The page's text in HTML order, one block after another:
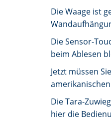
Die Waage ist
Die Sensor-
beim Ablesen
Jetzt müssen
Die Tara-
hier die